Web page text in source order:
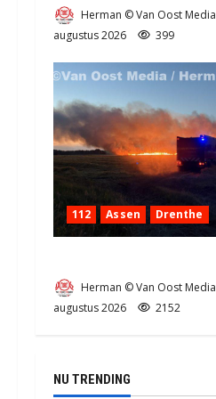
Herman © Van Oost Media
augustus 2026
399
112 Assen Drenthe
Herman © Van Oost Media
augustus 2026
2152
NU TRENDING